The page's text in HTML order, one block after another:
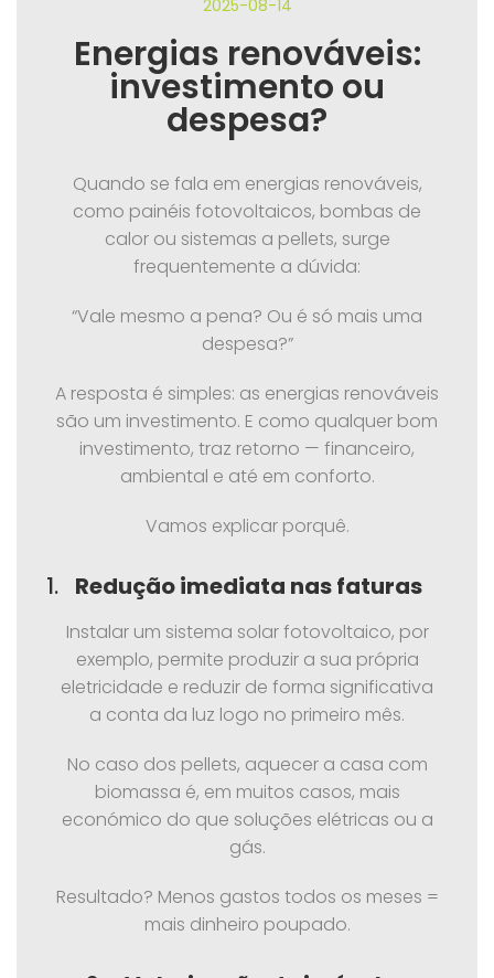
2025-08-14
Energias renováveis:
investimento ou
despesa?
Quando se fala em energias renováveis,
como painéis fotovoltaicos, bombas de
calor ou sistemas a pellets, surge
frequentemente a dúvida:
“Vale mesmo a pena? Ou é só mais uma
despesa?”
A resposta é simples: as energias renováveis
são um investimento. E como qualquer bom
investimento, traz retorno — financeiro,
ambiental e até em conforto.
Vamos explicar porquê.
1. Redução imediata nas faturas
Instalar um sistema solar fotovoltaico, por
exemplo, permite produzir a sua própria
eletricidade e reduzir de forma significativa
a conta da luz logo no primeiro mês.
No caso dos pellets, aquecer a casa com
biomassa é, em muitos casos, mais
económico do que soluções elétricas ou a
gás.
Resultado? Menos gastos todos os meses =
mais dinheiro poupado.